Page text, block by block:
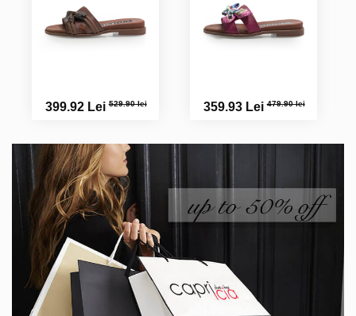
399.92 Lei529.90 lei 359.93 Lei479.90 lei